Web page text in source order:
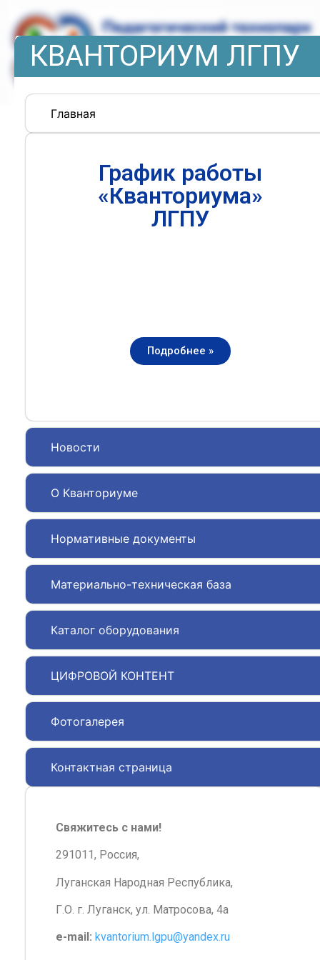
КВАНТОРИУМ ЛГПУ
Главная
Новости
О Кванториуме
Нормативные документы
Материально-техническая база
Каталог оборудования
ЦИФРОВОЙ КОНТЕНТ
Фотогалерея
Контактная страница
График работы
«Кванториума»
ЛГПУ
Подробнее »
Свяжитесь с нами!
291011, Россия,
Луганская Народная Республика,
Г.О. г. Луганск, ул. Матросова, 4а
e-mail: kvantorium.lgpu@yandex.ru